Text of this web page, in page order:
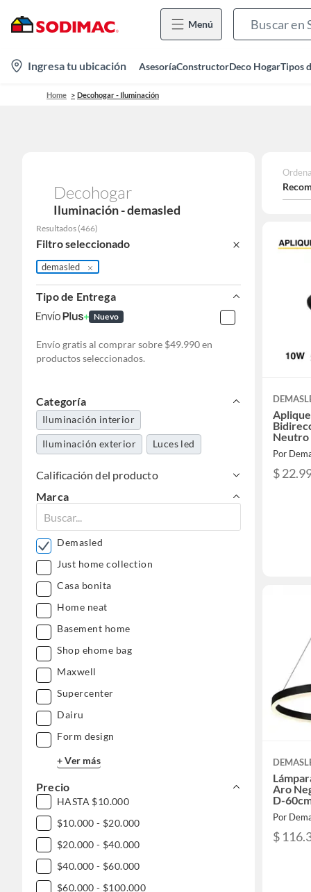
Menú
location-
icon
Ingresa tu ubicación AsesoríaConstructorDeco HogarTipos
Home Decohogar - Iluminación
Decohogar
Iluminación - demasled
Resultados (466)
Filtro seleccionado
demasled
Tipo de Entrega
Nuevo
Envío gratis al comprar sobre $49.990 en
productos seleccionados.
Categoría
Iluminación interior
Iluminación exterior Luces led
Calificación del producto
Marca
Demasled
Just home collection
Casa bonita
Home neat
Basement home
Shop ehome bag
Maxwell
Supercenter
Dairu
Form design
+ Ver más
Precio
HASTA $10.000
$10.000 - $20.000
$20.000 - $40.000
$40.000 - $60.000
$60.000 - $100.000
Neutro
Por
$
Aro
D-
Por
$